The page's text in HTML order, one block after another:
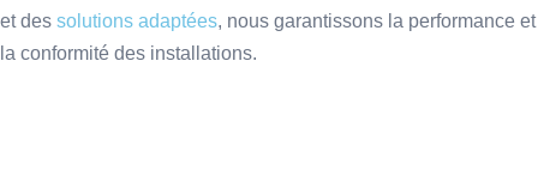
et des solutions adaptées, nous garantissons la performance et
la conformité des installations.